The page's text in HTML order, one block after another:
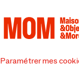
Paramétrer mes